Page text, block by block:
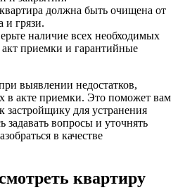
квартира должна быть очищена от
и грязи.
наличие всех необходимых
приемки и гарантийные
выявлении недостатков,
в акте приемки. Это поможет вам
для устранения
задавать вопросы и уточнять
в качестве
квартиру